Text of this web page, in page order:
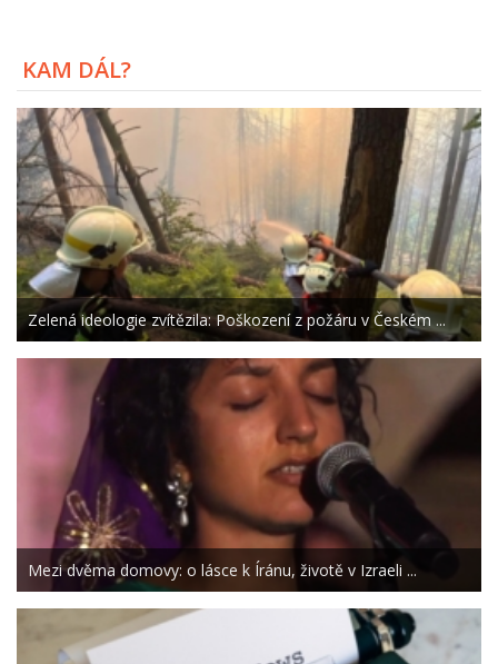
KAM DÁL?
Zelená ideologie zvítězila: Poškození z požáru v Českém ...
Mezi dvěma domovy: o lásce k Íránu, životě v Izraeli ...